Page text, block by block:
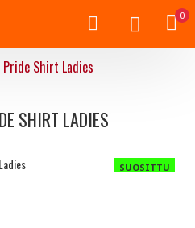
0
Pride Shirt Ladies
SHIRT LADIES
SUOSITTU